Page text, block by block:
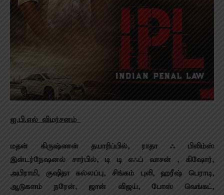
ஐ.பி.எல் விமர்சனம்
மதன் கிருஷ்ணன் தயாரிப்பில், ராதா ஃ பிலிம்ஸ்
இன்டர்நேஷனல் சார்பில், டி டி எஃப் வாசன் , கிஷோர்,
அபிராமி, குஷிதா கல்லப்பு, சிங்கம் புலி, ஹரீஷ் பெராடி,
ஆடுகளம் நரேன், ஜான் விஜய், போஸ் வெங்கட்,